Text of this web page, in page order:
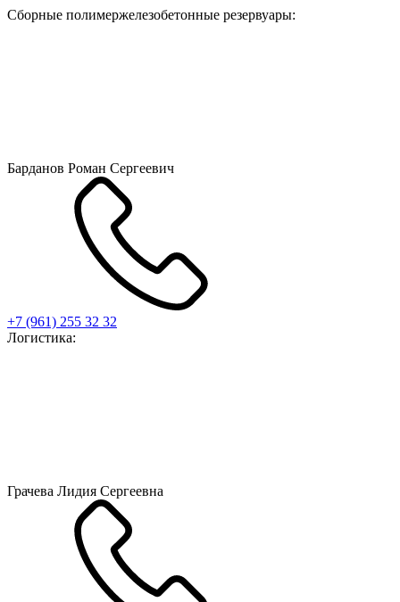
Сборные полимержелезобетонные резервуары:
Барданов Роман Сергеевич
+7 (961) 255 32 32
Логистика:
Грачева Лидия Сергеевна